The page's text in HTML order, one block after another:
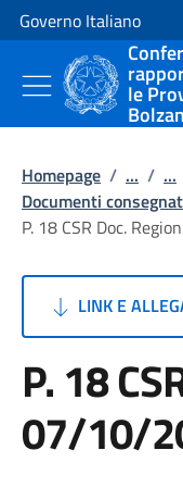
Vai al contenuto
Vai alla navigazione del
Governo Italiano
le
Homepage / ... / ...
Documenti
P. 18 CSR Doc.
LINK E
P. 18
07/10/